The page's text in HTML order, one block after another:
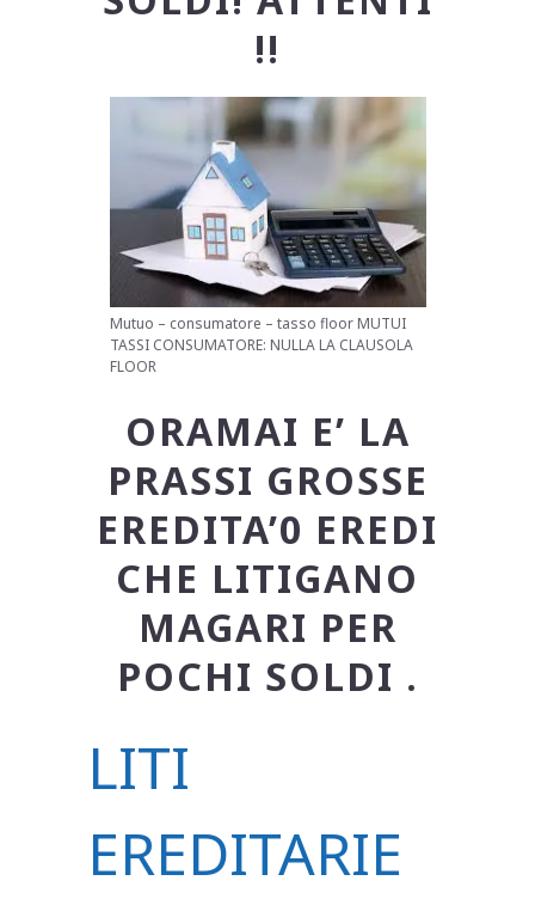
!!
Mutuo – consumatore – tasso floor MUTUI
TASSI CONSUMATORE: NULLA LA CLAUSOLA
FLOOR
ORAMAI E’ LA
PRASSI GROSSE
EREDITA’0 EREDI
CHE LITIGANO
MAGARI PER
POCHI SOLDI .
LITI
EREDITARIE